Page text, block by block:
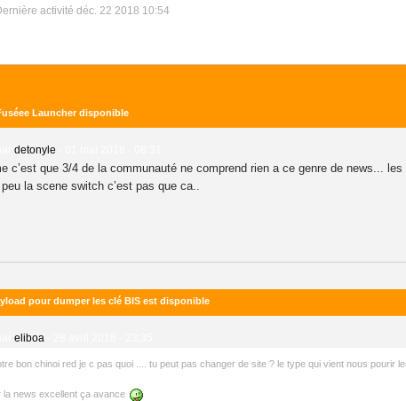
activité déc. 22 2018 10:54
Launcher disponible
detonyle
c’est que 3/4 de la communauté ne comprend rien a ce genre de news...
la scene switch c’est pas que ca..
pour dumper les clé BIS est disponible
eliboa
bon chinoi red je c pas quoi .... tu peut pas changer de site ? le type qui vient nous pourir
la news excellent ça avance